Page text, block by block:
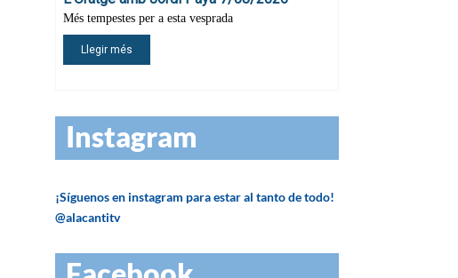
Instagram
¡Síguenos en instagram para estar al tanto de todo!
@alacantitv